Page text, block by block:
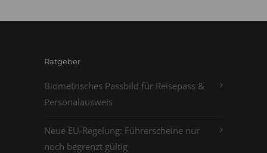
Ratgeber
Biometrisches Passbild für Reisepass &
Personalausweis
Neue EU-Regelung: Führerscheine nur
noch begrenzt gültig